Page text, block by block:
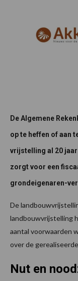
De Algemene
op te heffen of aan
vrijstelling al 20
zorgt voor een
grondeigenaren-
De
landbouwvrijstelling
aantal voorwaarden
over de
Nut en